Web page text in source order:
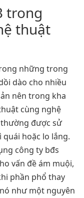
trong
thuật
những trong
dào cho nhiều
nên trong kha
cùng nghệ
được sử
hoặc lo lắng.
công ty bđs
vấn đề ám muội,
phần phổ thay
như một nguyên